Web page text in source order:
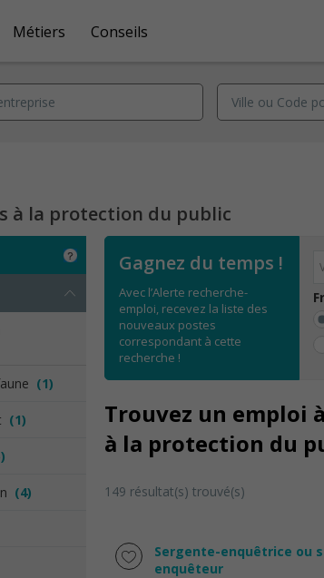
Métiers Conseils
à la protection du public
(1)
(1)
(4)
Gagnez du temps !
Avec l’Alerte recherche-
emploi, recevez la liste des
nouveaux postes
correspondant à cette
recherche !
Trouvez un emploi
à la protection du
149 résultat(s) trouvé(s)
Sergente-enquêtrice ou
enquêteur